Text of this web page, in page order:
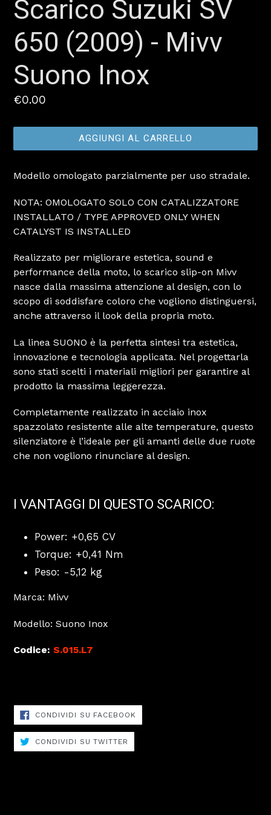
Scarico Suzuki SV
650 (2009) - Mivv
Suono Inox
Prezzo
€0.00
AGGIUNGI AL CARRELLO
Modello omologato parzialmente per uso stradale.
NOTA: OMOLOGATO SOLO CON CATALIZZATORE
INSTALLATO / TYPE APPROVED ONLY WHEN
CATALYST IS INSTALLED
Realizzato per migliorare estetica, sound e
performance della moto, lo scarico slip-on Mivv
nasce dalla massima attenzione al design, con lo
scopo di soddisfare coloro che vogliono distinguersi,
anche attraverso il look della propria moto.
La linea SUONO è la perfetta sintesi tra estetica,
innovazione e tecnologia applicata. Nel progettarla
sono stati scelti i materiali migliori per garantire al
prodotto la massima leggerezza.
Completamente realizzato in acciaio inox
spazzolato resistente alle alte temperature, questo
silenziatore è l’ideale per gli amanti delle due ruote
che non vogliono rinunciare al design.
I VANTAGGI DI QUESTO SCARICO:
Power: +0,65 CV
Torque: +0,41 Nm
Peso: -5,12 kg
Marca: Mivv
Modello: Suono Inox
Codice: S.015.L7
CONDIVIDI SU FACEBOOK
CONDIVIDI SU TWITTER